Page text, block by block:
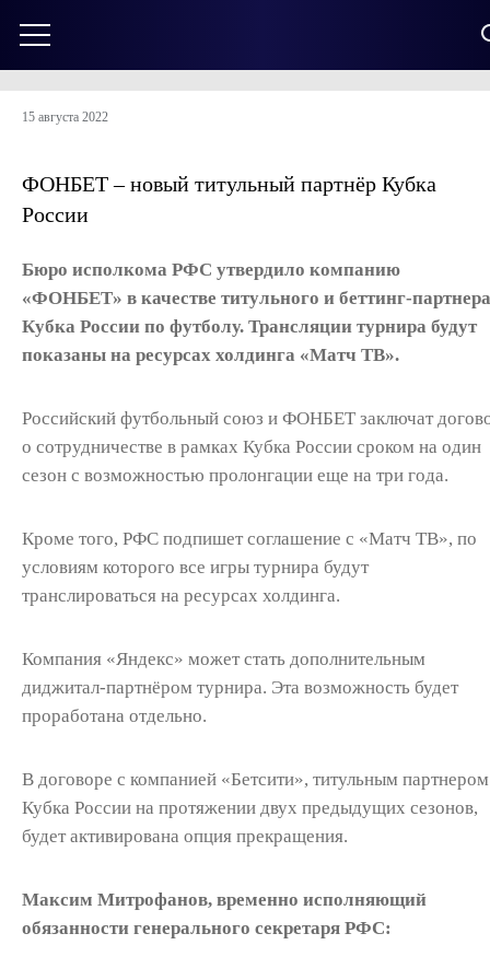
15 августа 2022
ФОНБЕТ – новый титульный партнёр Кубка
России
Бюро исполкома РФС утвердило компанию
«ФОНБЕТ» в качестве титульного и беттинг-партнера
Кубка России по футболу. Трансляции турнира будут
показаны на ресурсах холдинга «Матч ТВ».
Российский футбольный союз и ФОНБЕТ заключат
о сотрудничестве в рамках Кубка России сроком на один
сезон с возможностью пролонгации еще на три года.
Кроме того, РФС подпишет соглашение с «Матч ТВ», по
условиям которого все игры турнира будут
транслироваться на ресурсах холдинга.
Компания «Яндекс» может стать дополнительным
диджитал-партнёром турнира. Эта возможность будет
проработана отдельно.
В договоре с компанией «Бетсити», титульным партнером
Кубка России на протяжении двух предыдущих сезонов,
будет активирована опция прекращения.
Максим Митрофанов, временно исполняющий
обязанности генерального секретаря РФС: